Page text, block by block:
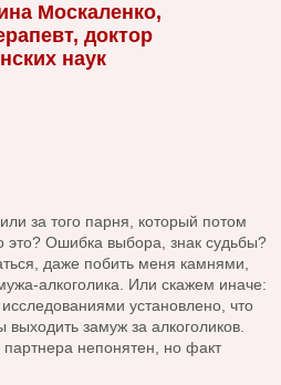
Москаленко,
доктор
наук
за того парня, который потом
это? Ошибка выбора, знак судьбы?
даже побить меня камнями,
алкоголика. Или скажем иначе:
установлено, что
выходить замуж за алкоголиков.
непонятен, но факт